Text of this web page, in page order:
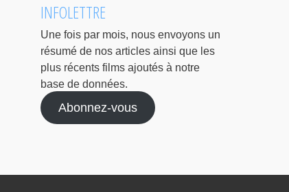
INFOLETTRE
Une fois par mois, nous envoyons un
résumé de nos articles ainsi que les
plus récents films ajoutés à notre
base de données.
Abonnez-vous